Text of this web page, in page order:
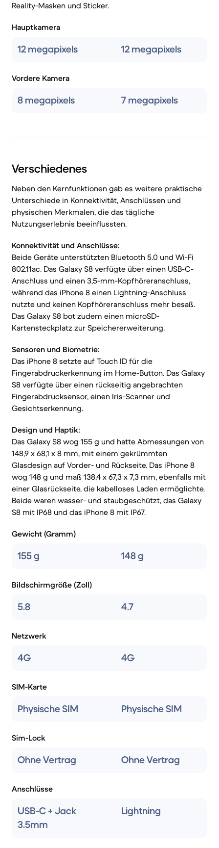
Reality-Masken und Sticker.
Hauptkamera
12 megapixels 12 megapixels
Vordere Kamera
8 megapixels 7 megapixels
Verschiedenes
Neben den Kernfunktionen gab es weitere praktische
Unterschiede in Konnektivität, Anschlüssen und
physischen Merkmalen, die das tägliche
Nutzungserlebnis beeinflussten.
Konnektivität und Anschlüsse:
Beide Geräte unterstützten Bluetooth 5.0 und Wi-Fi
802.11ac. Das Galaxy S8 verfügte über einen USB-C-
Anschluss und einen 3,5-mm-Kopfhöreranschluss,
während das iPhone 8 einen Lightning-Anschluss
nutzte und keinen Kopfhöreranschluss mehr besaß.
Das Galaxy S8 bot zudem einen microSD-
Kartensteckplatz zur Speichererweiterung.
Sensoren und Biometrie:
Das iPhone 8 setzte auf Touch ID für die
Fingerabdruckerkennung im Home-Button. Das Galaxy
S8 verfügte über einen rückseitig angebrachten
Fingerabdrucksensor, einen Iris-Scanner und
Gesichtserkennung.
Design und Haptik:
Das Galaxy S8 wog 155 g und hatte Abmessungen von
148,9 x 68,1 x 8 mm, mit einem gekrümmten
Glasdesign auf Vorder- und Rückseite. Das iPhone 8
wog 148 g und maß 138,4 x 67,3 x 7,3 mm, ebenfalls mit
einer Glasrückseite, die kabelloses Laden ermöglichte.
Beide waren wasser- und staubgeschützt, das Galaxy
S8 mit IP68 und das iPhone 8 mit IP67.
Gewicht (Gramm)
155 g 148 g
Bildschirmgröße (Zoll)
5.8 4.7
Netzwerk
4G 4G
SIM-Karte
Physische SIM Physische SIM
Sim-Lock
Ohne Vertrag Ohne Vertrag
Anschlüsse
USB-C + Jack
3.5mm
Lightning